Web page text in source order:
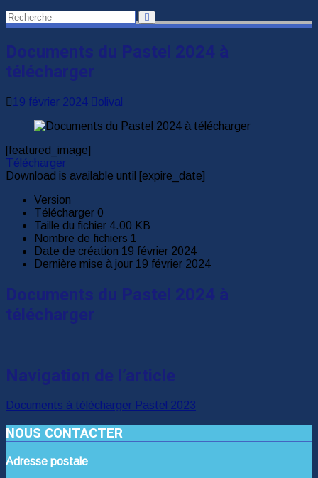
Documents du Pastel 2024 à
télécharger
19 février 2024 olival
[featured_image]
Télécharger
Download is available until [expire_date]
Version
Télécharger 0
Taille du fichier 4.00 KB
Nombre de fichiers 1
Date de création 19 février 2024
Dernière mise à jour 19 février 2024
Documents du Pastel 2024 à
télécharger
Navigation de l’article
Documents à télécharger Pastel 2023
NOUS CONTACTER
Adresse postale